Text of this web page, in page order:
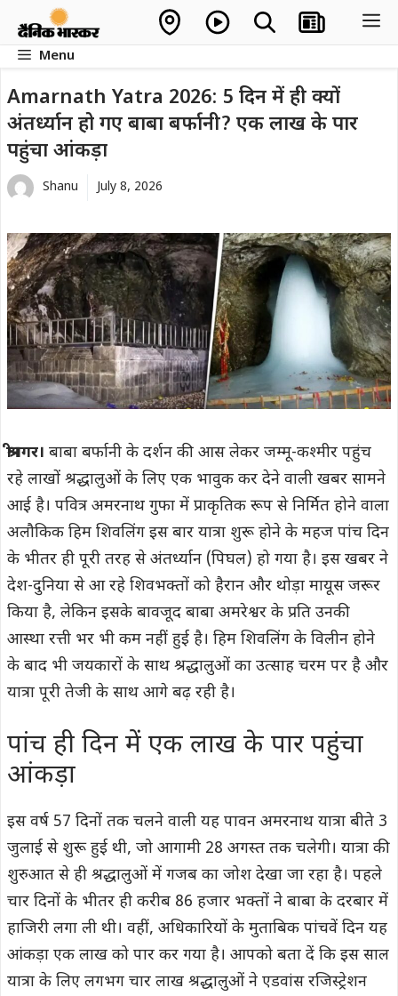
contentMenu
Amarnath Yatra 2026: 5 दिन में ही क्यों
अंतर्ध्यान हो गए बाबा बर्फानी? एक लाख के पार
पहुंचा आंकड़ा
Shanu July 8, 2026
श्रीनगर। बाबा बर्फानी के दर्शन की आस लेकर जम्मू-कश्मीर पहुंच
रहे लाखों श्रद्धालुओं के लिए एक भावुक कर देने वाली खबर सामने
आई है। पवित्र अमरनाथ गुफा में प्राकृतिक रूप से निर्मित होने वाला
अलौकिक हिम शिवलिंग इस बार यात्रा शुरू होने के महज पांच दिन
के भीतर ही पूरी तरह से अंतर्ध्यान (पिघल) हो गया है। इस खबर ने
देश-दुनिया से आ रहे शिवभक्तों को हैरान और थोड़ा मायूस जरूर
किया है, लेकिन इसके बावजूद बाबा अमरेश्वर के प्रति उनकी
आस्था रत्ती भर भी कम नहीं हुई है। हिम शिवलिंग के विलीन होने
के बाद भी जयकारों के साथ श्रद्धालुओं का उत्साह चरम पर है और
यात्रा पूरी तेजी के साथ आगे बढ़ रही है।
पांच ही दिन में एक लाख के पार पहुंचा
आंकड़ा
इस वर्ष 57 दिनों तक चलने वाली यह पावन अमरनाथ यात्रा बीते 3
जुलाई से शुरू हुई थी, जो आगामी 28 अगस्त तक चलेगी। यात्रा की
शुरुआत से ही श्रद्धालुओं में गजब का जोश देखा जा रहा है। पहले
चार दिनों के भीतर ही करीब 86 हजार भक्तों ने बाबा के दरबार में
हाजिरी लगा ली थी। वहीं, अधिकारियों के मुताबिक पांचवें दिन यह
आंकड़ा एक लाख को पार कर गया है। आपको बता दें कि इस साल
यात्रा के लिए लगभग चार लाख श्रद्धालुओं ने एडवांस रजिस्ट्रेशन